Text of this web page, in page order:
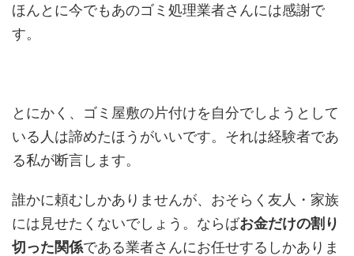
ほんとに今でもあのゴミ処理業者さんには感謝で
す。
とにかく、ゴミ屋敷の片付けを自分でしようとして
いる人は諦めたほうがいいです。それは経験者であ
る私が断言します。
誰かに頼むしかありませんが、おそらく友人・家族
には見せたくないでしょう。ならばお金だけの割り
切った関係である業者さんにお任せするしかありま